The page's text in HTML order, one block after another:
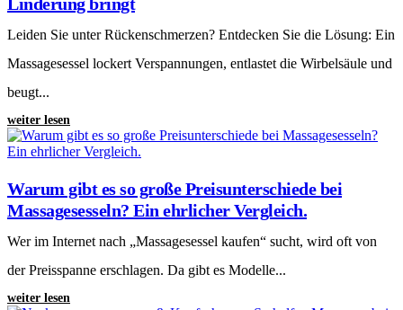
Leiden Sie unter Rückenschmerzen? Entdecken Sie die Lösung: Ein
Massagesessel lockert Verspannungen, entlastet die Wirbelsäule und
beugt...
weiter lesen
Warum gibt es so große Preisunterschiede bei
Massagesesseln? Ein ehrlicher Vergleich.
Wer im Internet nach „Massagesessel kaufen“ sucht, wird oft von
der Preisspanne erschlagen. Da gibt es Modelle...
weiter lesen